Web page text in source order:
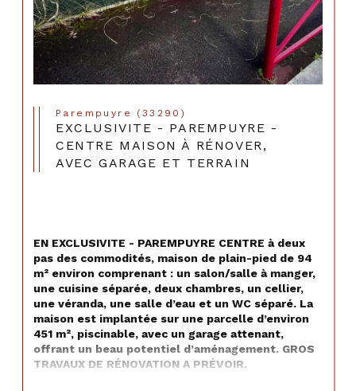
Parempuyre (33290)
EXCLUSIVITE - PAREMPUYRE -
CENTRE MAISON À RÉNOVER,
AVEC GARAGE ET TERRAIN
EN EXCLUSIVITE - PAREMPUYRE CENTRE à deux
pas des commodités, maison de plain-pied de 94
m² environ comprenant : un salon/salle à manger,
une cuisine séparée, deux chambres, un cellier,
une véranda, une salle d’eau et un WC séparé. La
maison est implantée sur une parcelle d’environ
451 m², piscinable, avec un garage attenant,
offrant un beau potentiel d’aménagement. GROS
TRAVAUX DE RÉNOVATION A PRÉVOIR.